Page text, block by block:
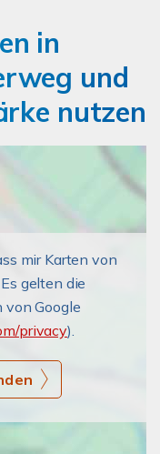
in
und
nutzen
mir Karten von
gelten die
Google
privacy).